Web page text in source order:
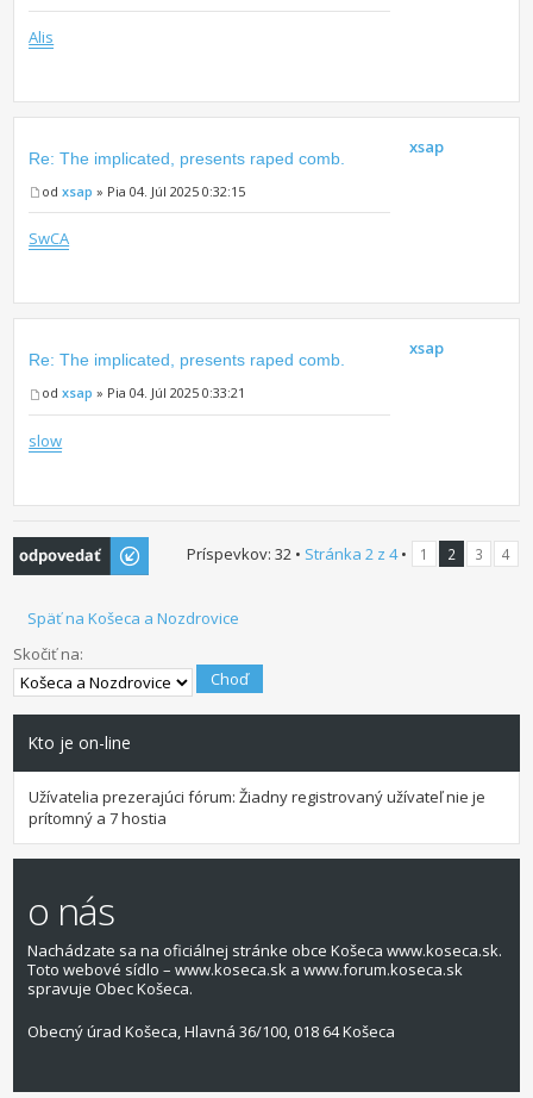
Alis
Re: The implicated, presents raped comb.
odxsap » Pia 04. Júl 2025 0:32:15
SwCA
xsap
Re: The implicated, presents raped comb.
odxsap » Pia 04. Júl 2025 0:33:21
slow
xsap
Odoslať odpoveď Príspevkov: 32 • Stránka 2z 4• 1 2 3 4
Späť na Košeca a Nozdrovice
Skočiť na:
Kto je on-line
Užívatelia prezerajúci fórum: Žiadny registrovaný užívateľ nie je
prítomný a 7 hostia
o nás
Nachádzate sa na oficiálnej stránke obce Košeca www.koseca.sk.
Toto webové sídlo – www.koseca.sk a www.forum.koseca.sk
spravuje Obec Košeca.
Obecný úrad Košeca, Hlavná 36/100, 018 64 Košeca